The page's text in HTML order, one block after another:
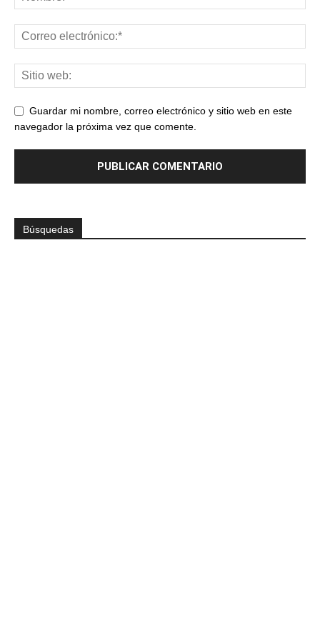
Guardar mi nombre, correo electrónico y sitio web en este
navegador la próxima vez que comente.
Búsquedas